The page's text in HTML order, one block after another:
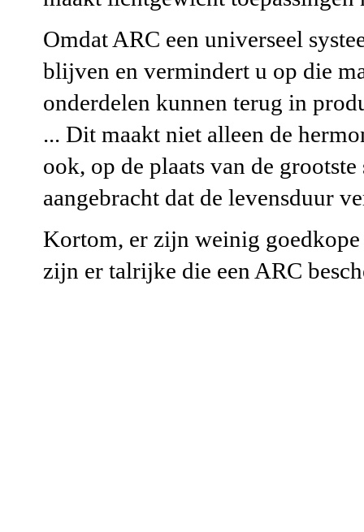
Omdat ARC een universeel
blijven en vermindert u op die
onderdelen kunnen terug in
... Dit maakt niet alleen de
ook, op de plaats van de
aangebracht dat de levensduur
Kortom, er zijn weinig
zijn er talrijke die een ARC